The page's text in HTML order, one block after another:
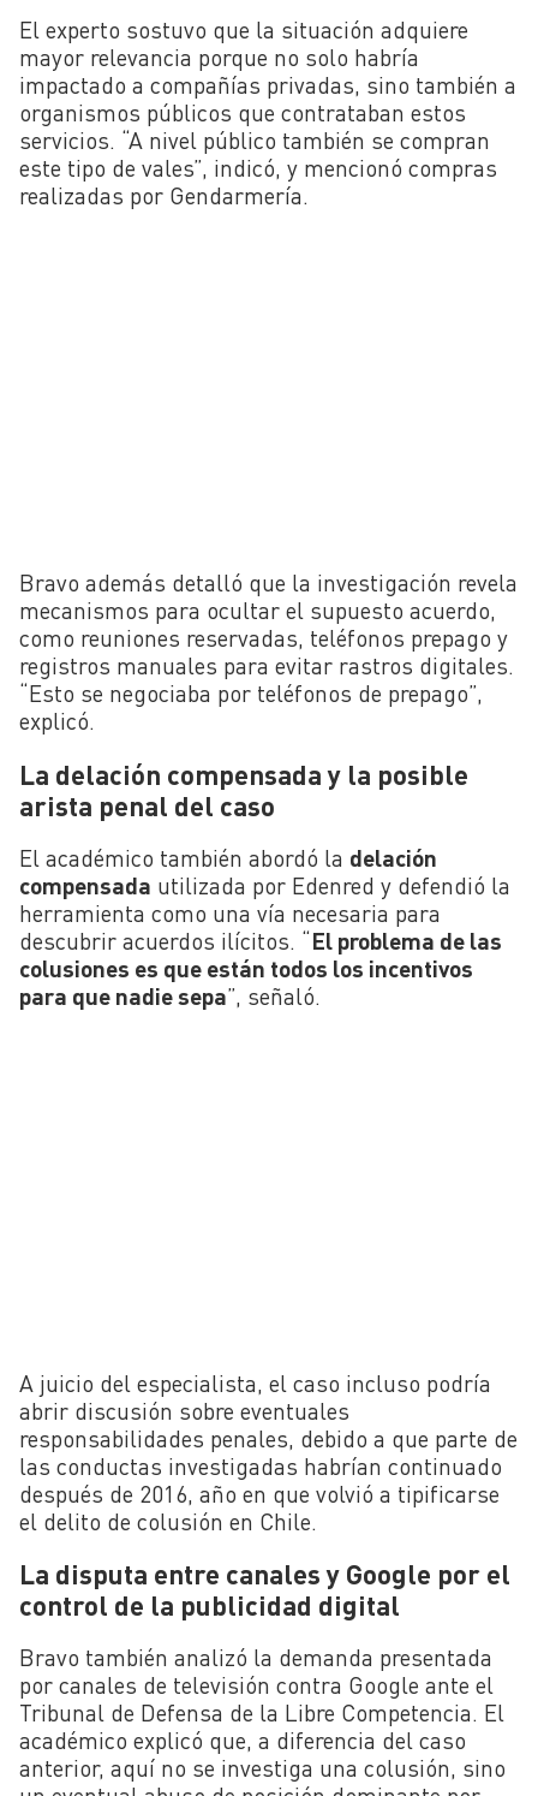
El experto sostuvo que la situación adquiere
mayor relevancia porque no solo habría
impactado a compañías privadas, sino también a
organismos públicos que contrataban estos
servicios. “A nivel público también se compran
este tipo de vales”, indicó, y mencionó compras
realizadas por Gendarmería.
Bravo además detalló que la investigación revela
mecanismos para ocultar el supuesto acuerdo,
como reuniones reservadas, teléfonos prepago y
registros manuales para evitar rastros digitales.
“Esto se negociaba por teléfonos de prepago”,
explicó.
La delación compensada y la posible
arista penal del caso
El académico también abordó la delación
compensada utilizada por Edenred y defendió la
herramienta como una vía necesaria para
descubrir acuerdos ilícitos. “El problema de las
colusiones es que están todos los incentivos
para que nadie sepa”, señaló.
A juicio del especialista, el caso incluso podría
abrir discusión sobre eventuales
responsabilidades penales, debido a que parte de
las conductas investigadas habrían continuado
después de 2016, año en que volvió a tipificarse
el delito de colusión en Chile.
La disputa entre canales y Google por el
control de la publicidad digital
Bravo también analizó la demanda presentada
por canales de televisión contra Google ante el
Tribunal de Defensa de la Libre Competencia. El
académico explicó que, a diferencia del caso
anterior, aquí no se investiga una colusión, sino